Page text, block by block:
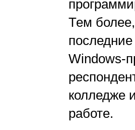
Тем
Windows-
колледже
работе.